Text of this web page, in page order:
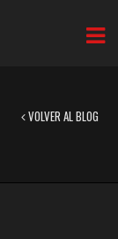
VOLVER AL BLOG